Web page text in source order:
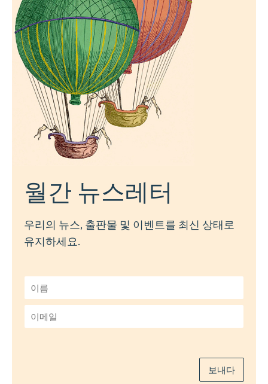
월간 뉴스레터
우리의 뉴스, 출판물 및 이벤트를 최신 상태로
유지하세요.
름
*
메
보내다